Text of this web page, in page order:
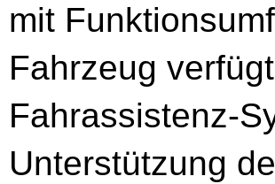
mit
Fahrzeug
Fahrassistenz-
Unterstützung